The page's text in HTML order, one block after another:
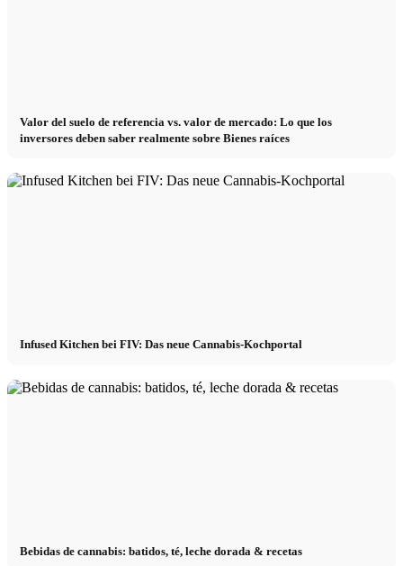
Valor del suelo de referencia vs. valor de mercado: Lo que los
inversores deben saber realmente sobre Bienes raíces
Infused Kitchen bei FIV: Das neue Cannabis-Kochportal
Bebidas de cannabis: batidos, té, leche dorada & recetas